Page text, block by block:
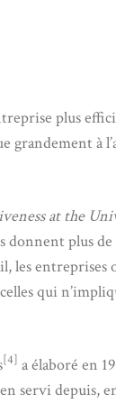
plus
grandement à
at the
donnent plus
les
qui
[4] a élaboré en
servi depuis,